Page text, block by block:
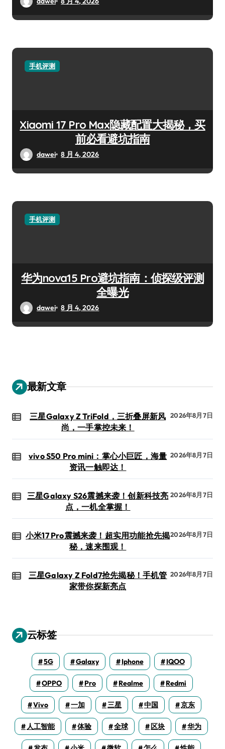
手机评测
Xiaomi 17 Pro Max隐藏配置大揭秘，买
前必看避坑指南
dawei 8 月 4, 2026
手机评测
华为nova15 Pro避坑指南：侦探级评测
全曝光
dawei 8 月 4, 2026
最新文章
三星Galaxy Z TriFold，三折叠屏新风
尚，一手掌控未来！
2026年8月7日
vivo S50 Pro mini：掌心小巨匠，海量
资讯一触即达！
2026年8月7日
三星Galaxy S26震撼来袭！创新科技亮
点，一机全掌握！
2026年8月7日
小米17 Pro震撼来袭！超实用功能抢先揭
秘，速来围观！
2026年8月7日
三星Galaxy Z Fold7抢先揭秘！手机管
家带你探新亮点
2026年8月7日
云标签
5G Galaxy Iphone IQOO
OPPO Pro Realme Redmi
Vivo 一加 三星 中国 京东
人工智能 体验 全球 区块 华为